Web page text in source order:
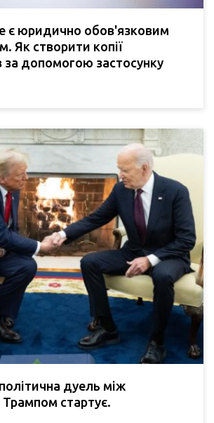
є юридично обов'язковим
Як створити копії
за допомогою застосунку
дуель між
стартує.